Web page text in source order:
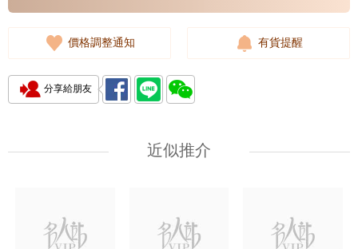
價格調整通知 有貨提醒
分享給朋友
近似推介